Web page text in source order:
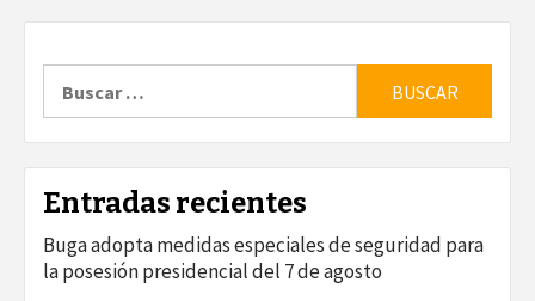
Entradas recientes
Buga adopta medidas especiales de seguridad para
la posesión presidencial del 7 de agosto